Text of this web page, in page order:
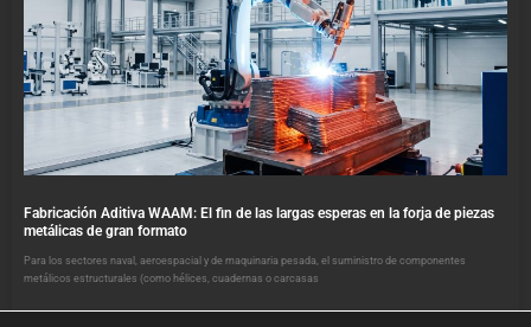
Fabricación Aditiva WAAM: El fin de las largas esperas en la forja de piezas
metálicas de gran formato
Para los sectores naval, aeroespacial y de maquinaria pesada, el suministro de componentes
metálicos estructurales (como hélices, cuadernas o carcasas